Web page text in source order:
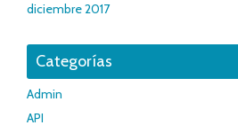
diciembre 2017
Categorías
Admin
API